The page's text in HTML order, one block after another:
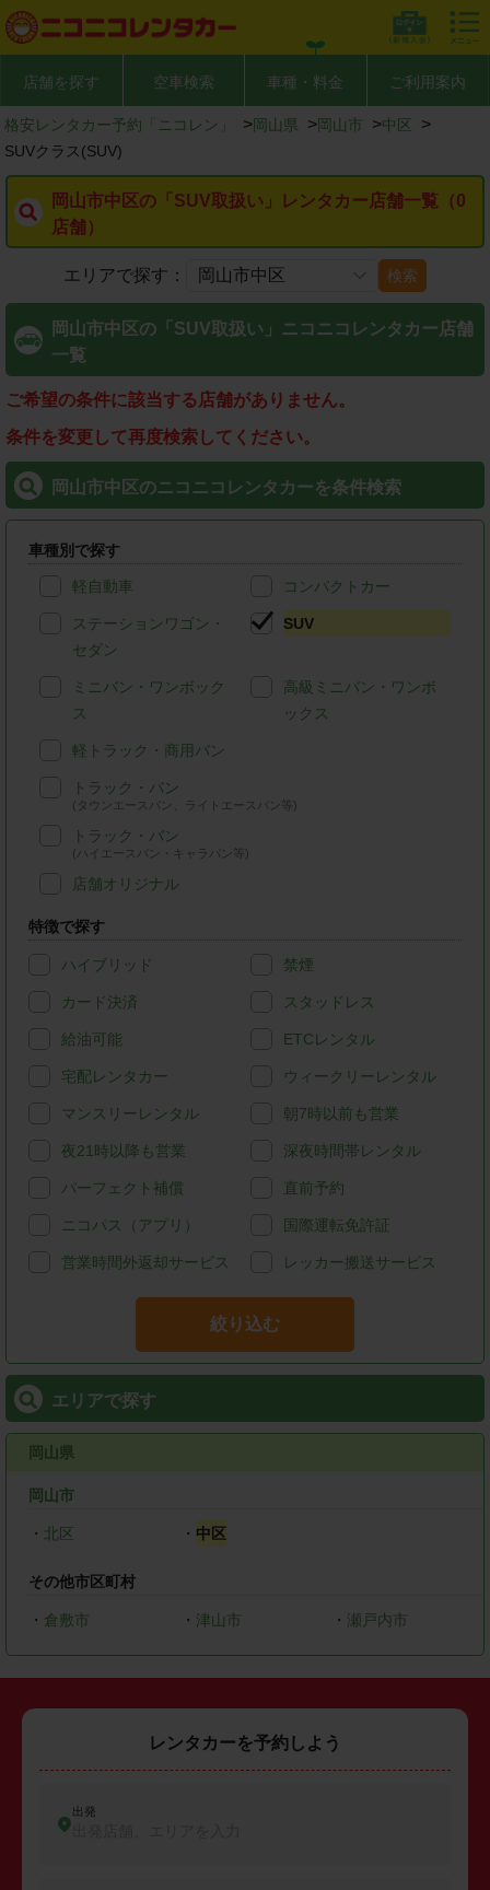
店舗を探す 空車検索 車種・料金 ご利用案内
格安レンタカー予約「ニコレン」 >岡山県 >岡山市 >中区 >
SUVクラス(SUV)
岡山市中区の「SUV取扱い」レンタカー店舗一覧（0
店舗）
エリアで探す： 検索
岡山市中区の「SUV取扱い」ニコニコレンタカー店舗
一覧
ご希望の条件に該当する店舗がありません。
条件を変更して再度検索してください。
岡山市中区のニコニコレンタカーを条件検索
車種別で探す
軽自動車 コンパクトカー
ステーションワゴン・
セダン
SUV
ミニバン・ワンボック
ス
高級ミニバン・ワンボ
ックス
軽トラック・商用バン
トラック・バン
(タウンエースバン、ライトエースバン等)
トラック・バン
(ハイエースバン・キャラバン等)
店舗オリジナル
特徴で探す
ハイブリッド 禁煙
カード決済 スタッドレス
給油可能 ETCレンタル
宅配レンタカー ウィークリーレンタル
マンスリーレンタル 朝7時以前も営業
夜21時以降も営業 深夜時間帯レンタル
パーフェクト補償 直前予約
ニコパス（アプリ） 国際運転免許証
営業時間外返却サービス レッカー搬送サービス
絞り込む
エリアで探す
岡山県
岡山市
・ 北区 ・ 中区
その他市区町村
・ 倉敷市 ・ 津山市 ・瀬戸内市
レンタカーを予約しよう
出発